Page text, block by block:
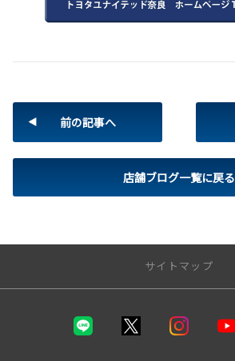
前の記事へ
店舗ブログ一覧に戻る
サイトマップ
トップページ